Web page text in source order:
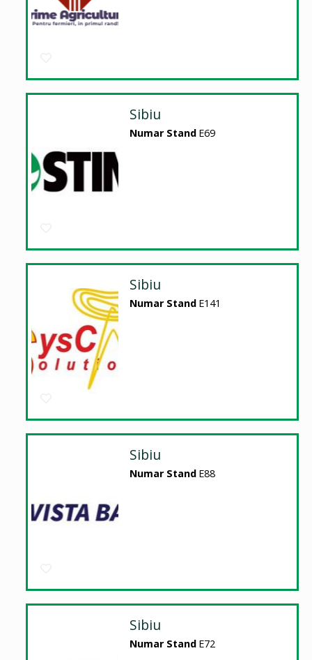
Sibiu
Numar Stand E69
Sibiu
Numar Stand E141
Sibiu
Numar Stand E88
Sibiu
Numar Stand E72